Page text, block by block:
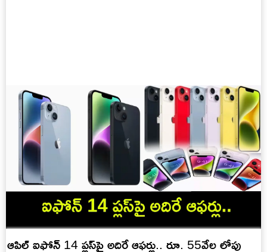
ఆపిల్ ఐఫోన్ 14 ప్లస్‌పై అదిరే ఆఫర్లు.. రూ. 55వేల లోపు